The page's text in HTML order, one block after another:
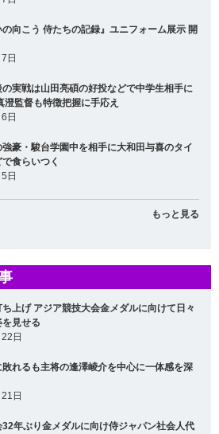
向こう 侍たちの記録』ユニフォーム展示 開
日
実戦は山田亮碩の好投などで中学生相手に
澄監督も特徴把握に手応え
日
豪・駿台学園中を相手に大和田与喜のタイ
食らいつく
日
もっと見る
上げ アジア競技大会金メダルに向けて日々
見せる
日
れるも主将の逢澤崚介を中心に一体感を深
日
32年ぶり金メダルに向け侍ジャパン社会人代